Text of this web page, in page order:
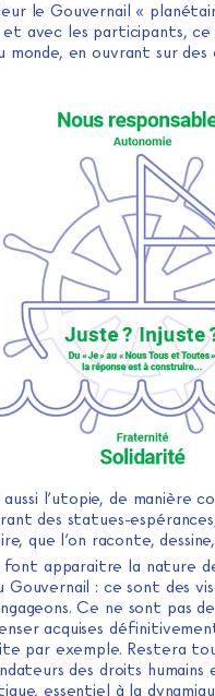
le Gouvernail «
avec les participants, ce
en ouvrant sur des
l’utopie, de manière
des statues-
que l’on raconte,
apparaitre la nature
: ce sont des
Ce ne sont pas
acquises
par exemple. Restera
des droits humains
essentiel à la